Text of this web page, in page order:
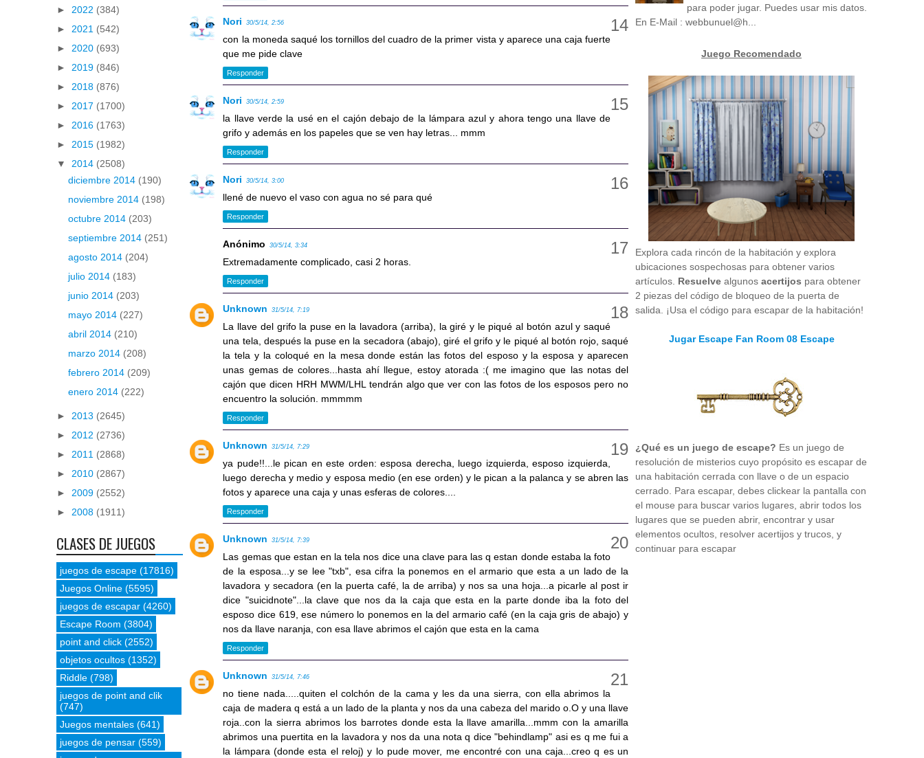
Nori 30/5/14, 2:56
con la moneda saqué los tornillos del cuadro de la primer vista y aparece una caja fuerte
que me pide clave
Responder
Nori 30/5/14, 2:59
la llave verde la usé en el cajón debajo de la lámpara azul y ahora tengo una llave de
grifo y además en los papeles que se ven hay letras... mmm
Responder
Nori 30/5/14, 3:00
llené de nuevo el vaso con agua no sé para qué
Responder
Anónimo 30/5/14, 3:34
Extremadamente complicado, casi 2 horas.
Responder
Unknown 31/5/14, 7:19
La llave del grifo la puse en la lavadora (arriba), la giré y le piqué al botón azul y saqué
una tela, después la puse en la secadora (abajo), giré el grifo y le piqué al botón rojo, saqué
la tela y la coloqué en la mesa donde están las fotos del esposo y la esposa y aparecen
unas gemas de colores...hasta ahí llegue, estoy atorada :( me imagino que las notas del
cajón que dicen HRH MWM/LHL tendrán algo que ver con las fotos de los esposos pero no
encuentro la solución. mmmmm
Responder
Unknown 31/5/14, 7:29
ya pude!!...le pican en este orden: esposa derecha, luego izquierda, esposo izquierda,
luego derecha y medio y esposa medio (en ese orden) y le pican a la palanca y se abren las
fotos y aparece una caja y unas esferas de colores....
Responder
Unknown 31/5/14, 7:39
Las gemas que estan en la tela nos dice una clave para las q estan donde estaba la foto
de la esposa...y se lee "txb", esa cifra la ponemos en el armario que esta a un lado de la
lavadora y secadora (en la puerta café, la de arriba) y nos sa una hoja...a picarle al post ir
dice "suicidnote"...la clave que nos da la caja que esta en la parte donde iba la foto del
esposo dice 619, ese número lo ponemos en la del armario café (en la caja gris de abajo) y
nos da llave naranja, con esa llave abrimos el cajón que esta en la cama
Responder
Unknown 31/5/14, 7:46
no tiene nada.....quiten el colchón de la cama y les da una sierra, con ella abrimos la
caja de madera q está a un lado de la planta y nos da una cabeza del marido o.O y una llave
roja..con la sierra abrimos los barrotes donde esta la llave amarilla...mmm con la amarilla
abrimos una puertita en la lavadora y nos da una nota q dice "behindlamp" asi es q me fui a
la lámpara (donde esta el reloj) y lo pude mover, me encontré con una caja...creo q es un
► 2022 (384)
► 2021 (542)
► 2020 (693)
► 2019 (846)
► 2018 (876)
► 2017 (1700)
► 2016 (1763)
► 2015 (1982)
▼ 2014 (2508)
diciembre 2014 (190)
noviembre 2014 (198)
octubre 2014 (203)
septiembre 2014 (251)
agosto 2014 (204)
julio 2014 (183)
junio 2014 (203)
mayo 2014 (227)
abril 2014 (210)
marzo 2014 (208)
febrero 2014 (209)
enero 2014 (222)
► 2013 (2645)
► 2012 (2736)
► 2011 (2868)
► 2010 (2867)
► 2009 (2552)
► 2008 (1911)
CLASES DE JUEGOS
juegos de escape (17816)
Juegos Online (5595)
juegos de escapar (4260)
Escape Room (3804)
point and click (2552)
objetos ocultos (1352)
Riddle (798)
juegos de point and clik
(747)
Juegos mentales (641)
juegos de pensar (559)
para poder jugar. Puedes usar mis datos.
En E-Mail : webbunuel@h...
Juego Recomendado
Explora cada rincón de la habitación y explora
ubicaciones sospechosas para obtener varios
artículos. Resuelve algunos acertijos para obtener
2 piezas del código de bloqueo de la puerta de
salida. ¡Usa el código para escapar de la habitación!
Jugar Escape Fan Room 08 Escape
¿Qué es un juego de escape? Es un juego de
resolución de misterios cuyo propósito es escapar de
una habitación cerrada con llave o de un espacio
cerrado. Para escapar, debes clickear la pantalla con
el mouse para buscar varios lugares, abrir todos los
lugares que se pueden abrir, encontrar y usar
elementos ocultos, resolver acertijos y trucos, y
continuar para escapar